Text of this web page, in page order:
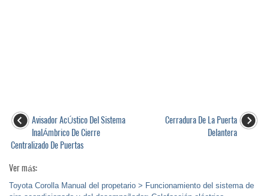
Avisador AcÚstico Del Sistema
InalÁmbrico De Cierre
Centralizado De Puertas
Cerradura De La Puerta
Delantera
Ver más:
Toyota Corolla Manual del propetario > Funcionamiento del sistema de